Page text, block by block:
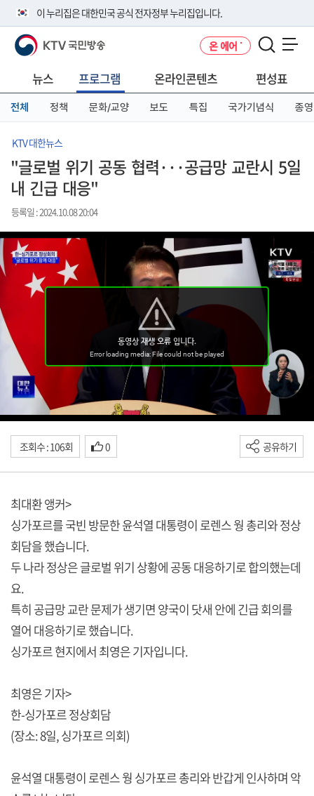
이 누리집은 대한민국 공식 전자정부 누리집입니다.
공식 누리집 주소 확인하기
니다.
이밖에 or.kr 또는 .kr등 다른 도메인 주소를 사용하고 있다면 아래 URL에
서 도메인 주소를 확인해 보세요
KTV 국민방송 온 에어
뉴스 프로그램 온라인콘텐츠 편성표
전체 정책 문화/교양 보도 특집 국가기념식 종영
KTV 대한뉴스
"글로벌 위기 공동 협력···공급망 교란시 5일
내 긴급 대응"
등록일 : 2024.10.08 20:04
조회수 : 106회 0 공유하기
최대환 앵커>
싱가포르를 국빈 방문한 윤석열 대통령이 로렌스 웡 총리와 정상
회담을 했습니다.
두 나라 정상은 글로벌 위기 상황에 공동 대응하기로 합의했는데
요.
특히 공급망 교란 문제가 생기면 양국이 닷새 안에 긴급 회의를
열어 대응하기로 했습니다.
싱가포르 현지에서 최영은 기자입니다.
최영은 기자>
한-싱가포르 정상회담
(장소: 8일, 싱가포르 의회)
윤석열 대통령이 로렌스 웡 싱가포르 총리와 반갑게 인사하며 악